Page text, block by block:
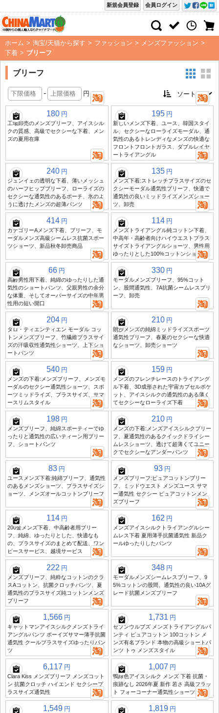
会員ログイン
新規会員登録
ホーム > 淘宝/天猫から探す > ファッション > メンズファッション >
下着 > ブリーフ
ブリーフ
- 円
180 円
工場卸売のメンズブリーフ、アイスシル
クの質感、高級でセクシーな下着、メン
ズの夏用在庫
195 円
新しいメンズ下着、ユース、韓国スタイ
ル、セクシーなローライズモーダル、通
気性のあるトレンディなメンズの快適な
フロントフロントガラス、ダブルレイヤ
ートライアングル
240 円
ジュンイェの透明な下着、薄いメッシュ
のハーフヒップブリーフ、ローライズの
セクシーな通気性のあるポーチ、氷のよ
うに透けたメンズの超薄パンツ
135 円
メンズ下着:ストレッチプラスサイズのセ
クシーモーダル通気性ブリーフ、快適で
通気性の良いミッドライズメンズショー
ツ、卸売
414 円
カテゴリーAメンズ下着、ブリーフ、モ
ーダルメンズ高級シームレス抗菌スポー
ツショーツ、新品秋冬卸売商品
114 円
メンズトライアングル純コットン下着、
中高年・高齢者向けハイウエストプラス
サイズトライアングルショーツ、男性用
ゆったりとした100%コットンショーツ
66 円
高齢男性用下着、純綿のゆったりした通
気性のショートパンツ、父親男性の余分
な体重、そしてオーバーサイズの中年男
性用の短い開口
330 円
モーダルメンズブリーフ、95%コット
ン、股間通気性、7A抗菌シームレスブリ
ーフ、卸売
204 円
タロ・ティエンティエン モーダル コッ
トンメンズブリーフ、竹繊維プラスサイ
ズの汗吸収性通気性ショーツ、上下ショ
ートパンツ
210 円
朗沙メンズの純綿ミッドライズスポーツ
通気性ブリーフ、春夏のセクシーな快適
なショーツ、卸売ショーツ
540 円
メンズの下着:メンズブリーフ、メンズモ
ーダルのセクシー通気性ショーツ、スポ
ーツミッドライズ、プラスサイズ、サマ
ースリムスタイル
159 円
メンズのフレンチレースのトライアング
ル下着、3D成形された宇宙カプセルポケ
ット、アイスシルクの通気性のある薄く
てセクシーなローライズ下着
198 円
メンズブリーフ、純綿スポーティーでゆ
ったりと通気性の広いティーン用ブリー
フ、ショートパンツ
210 円
メンズの下着:メンズアイスシルクブリー
フ、夏通気性のあるクイックドライシー
ムレスショーツ、透けて超薄くてユニー
クでセクシーなアンダーパンツ
83 円
ユースメンズ下着:純綿ブリーフ、通気性
のあるメンズショーツ、プラスサイズシ
ョーツ、メンズオールコットンブリーフ
93 円
メンズブリーフ:ピュアコットンブリー
フ、ミッドウエスト メンズユース サマ
ー通気性 セクシー ピュアコットンメン
ズブリーフ
114 円
200金メンズ下着、中高齢者用ブリー
フ、純綿、ゆったりとした、快適なも
の、プラスサイズのまとめて配送、ワン
ピースサービス、越境サービス
162 円
メンズアイスシルクトライアングルシー
ムレス下着 夏用薄手抗菌通気性 新品ク
ールゆったりしたパンツ
222 円
メンズブリーフ、純粋なコットンのクラ
スAコットン、抗菌クロッチパンツ、夏
通気性のプラスサイズ純コットンメンズ
ブリーフ
348 円
モーダルメンズシームレスブリーフ、9
5%コットンの股間、通気性の良い10Aグ
レード抗菌メンズブリーフ
1,566 円
キャットマンアイスシルクメンズトライ
アングルパンツ ボーイズサマー薄手抗菌
通気性 クールプラスサイズゆったりパン
ツ
1,731 円
セブンウルブズ メンズトライアングルパ
ンティ ピュアコットン 100コットン メ
ンズ有名ブランド 本物の高級ショートパ
ンツ トゥ メンズスタイル
6,117 円
Clara Kiss メンズブリーフ メンズコット
ン 抗菌クロッチ ハイエンド セクシープ
ラスサイズ通気性
1,007 円
鴨緑色アイスシルク メンズ 下着 抗菌・
痕跡なし 2026年夏 新作 若さ 高級フラッ
ト フォーコーナー通気性ショーツ
1,549 円 1,819 円